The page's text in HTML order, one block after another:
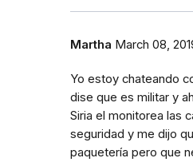
Martha March 08,
Yo estoy chateando
dise que es militar y
Siria el monitorea las
seguridad y me dijo
paquetería pero que